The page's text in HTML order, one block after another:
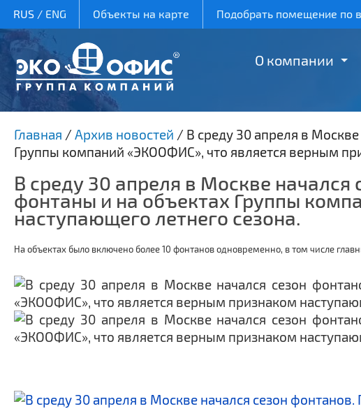
RUS/ ENG Объекты на карте Подобрать помещение по
О компании
Главная / Архив новостей / В среду 30 апреля в
Группы компаний «ЭКООФИС», что является верным
В среду 30 апреля в Москве
фонтаны и на объектах Группы
наступающего летнего сезона.
На объектах было включено более 10 фонтанов одновременно, в том числе